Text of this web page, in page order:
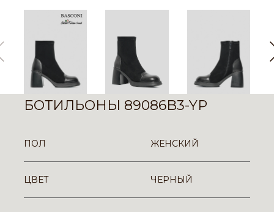
БОТИЛЬОНЫ 89086B3-YP
ПОЛ ЖЕНСКИЙ
ЦВЕТ ЧЕРНЫЙ